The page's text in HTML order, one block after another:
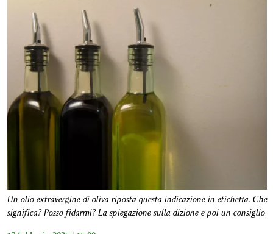
Un olio extravergine di oliva riposta questa indicazione in etichetta. Che
significa? Posso fidarmi? La spiegazione sulla dizione e poi un consiglio